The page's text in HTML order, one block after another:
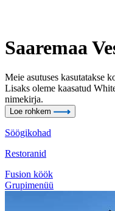
Saaremaa
Meie asutuses kasutatakse
Lisaks oleme kaasatud
nimekirja.
Loe rohkem
Söögikohad
Restoranid
Fusion köök
Grupimenüü